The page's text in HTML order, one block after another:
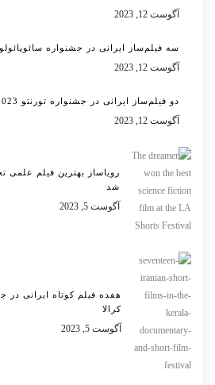
آگوست 12, 2023
سه فیلم‌ساز ایرانی در جشنواره سائوپائولو 2023
آگوست 12, 2023
دو فیلم‌ساز ایرانی در جشنواره تورنتو 2023
آگوست 12, 2023
شد
آگوست 5, 2023
هفده فیلم کوتاه ایرانی در
کرالا
آگوست 5, 2023